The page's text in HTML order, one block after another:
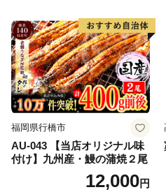
福岡県行橋市
AU-043 【当店オリジナル味
付け】九州産・鰻の蒲焼２尾
12,000円